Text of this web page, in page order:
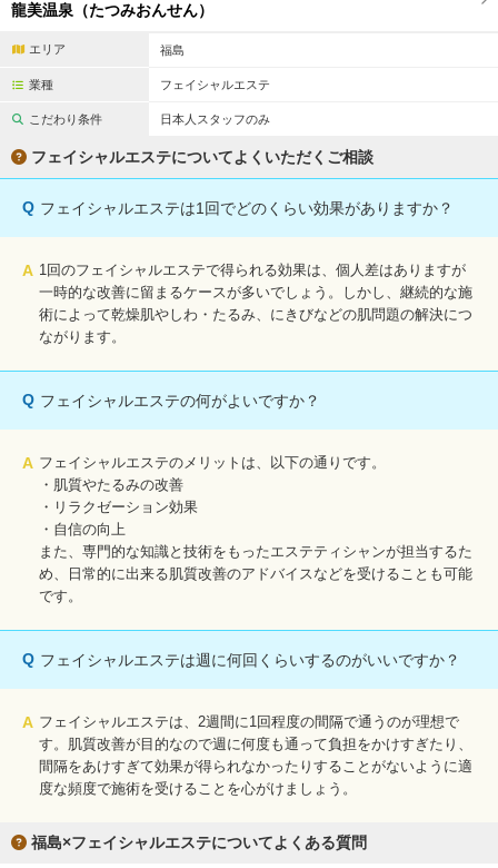
龍美温泉（たつみおんせん）
エリア 福島
業種 フェイシャルエステ
こだわり条件 日本人スタッフのみ
フェイシャルエステについてよくいただくご相談
Q フェイシャルエステは1回でどのくらい効果がありますか？
A 1回のフェイシャルエステで得られる効果は、個人差はありますが
一時的な改善に留まるケースが多いでしょう。しかし、継続的な施
術によって乾燥肌やしわ・たるみ、にきびなどの肌問題の解決につ
ながります。
Q フェイシャルエステの何がよいですか？
A フェイシャルエステのメリットは、以下の通りです。
・肌質やたるみの改善
・リラクゼーション効果
・自信の向上
また、専門的な知識と技術をもったエステティシャンが担当するた
め、日常的に出来る肌質改善のアドバイスなどを受けることも可能
です。
Q フェイシャルエステは週に何回くらいするのがいいですか？
A フェイシャルエステは、2週間に1回程度の間隔で通うのが理想で
す。肌質改善が目的なので週に何度も通って負担をかけすぎたり、
間隔をあけすぎて効果が得られなかったりすることがないように適
度な頻度で施術を受けることを心がけましょう。
福島×フェイシャルエステについてよくある質問